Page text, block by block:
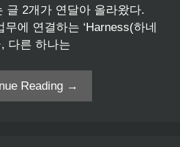
글 2개가 연달아 올라왔다.
에 연결하는 ‘Harness(하네
다른 하나는
Reading →